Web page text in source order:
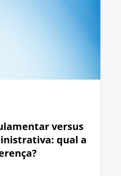
versus
qual a